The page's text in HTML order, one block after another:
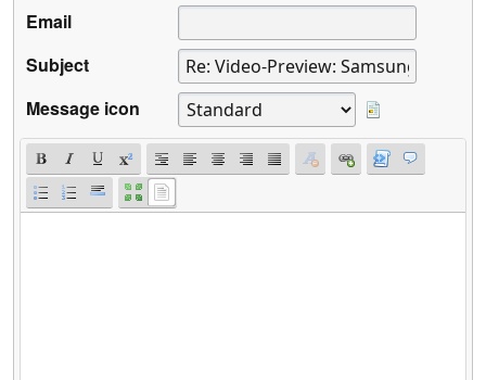
Email
Subject
Message icon